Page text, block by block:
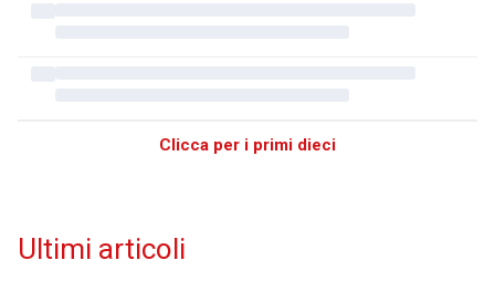
Clicca per i primi dieci
Ultimi articoli